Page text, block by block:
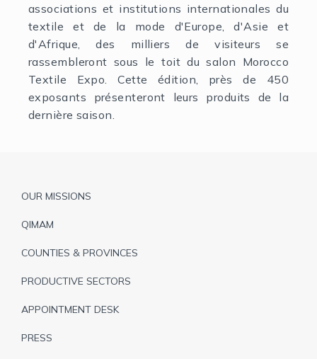
associations et institutions internationales du
textile et de la mode d'Europe, d'Asie et
d'Afrique, des milliers de visiteurs se
rassembleront sous le toit du salon Morocco
Textile Expo. Cette édition, près de 450
exposants présenteront leurs produits de la
dernière saison.
Pied
de
OUR MISSIONS
QIMAM
COUNTIES & PROVINCES
PRODUCTIVE SECTORS
APPOINTMENT DESK
PRESS